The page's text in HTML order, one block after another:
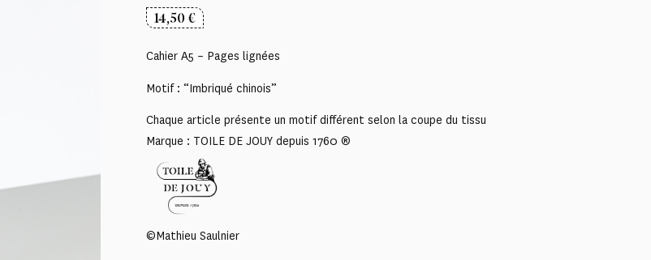
14,50€
Cahier A5 – Pages lignées
Motif : “Imbriqué chinois”
Chaque article présente un motif différent selon la coupe du tissu
Marque : TOILE DE JOUY depuis 1760 ®
©Mathieu Saulnier